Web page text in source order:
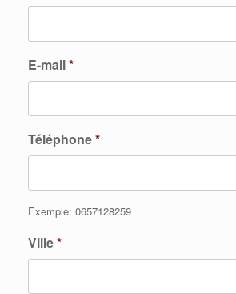
E-mail*
Téléphone*
Exemple: 0657128259
Ville*